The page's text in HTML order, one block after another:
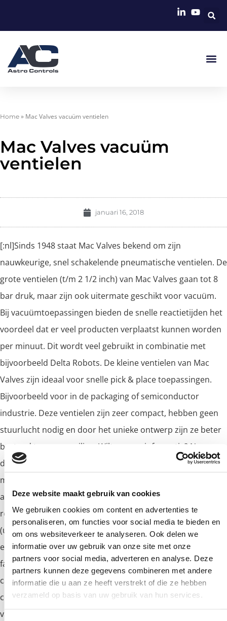
Deze website maakt gebruik van cookies
We gebruiken cookies om content en advertenties te
personaliseren, om functies voor social media te bieden en
om ons websiteverkeer te analyseren. Ook delen we
informatie over uw gebruik van onze site met onze
partners voor social media, adverteren en analyse. Deze
partners kunnen deze gegevens combineren met andere
informatie die u aan ze heeft verstrekt of die ze hebben
verzameld op basis van uw gebruik van hun services.
Home » Mac Valves vacuüm ventielen
Mac Valves vacuüm
ventielen
januari 16, 2018
[:nl]Sinds 1948 staat Mac Valves bekend om zijn
nauwkeurige, snel schakelende pneumatische ventielen. De
grote ventielen (t/m 2 1/2 inch) van Mac Valves gaan tot 8
bar druk, maar zijn ook uitermate geschikt voor vacuüm.
Bij vacuümtoepassingen bieden de snelle reactietijden het
voordeel dat er veel producten verplaatst kunnen worden
per minuut. Dit wordt veel gebruikt in combinatie met
bijvoorbeeld Delta Robots. De kleine ventielen van Mac
Valves zijn ideaal voor snelle pick & place toepassingen.
Bijvoorbeeld voor in de packaging of semiconductor
industrie. Deze ventielen zijn zeer compact, hebben geen
stuurlucht nodig en door het unieke ontwerp zijn ze beter
bestand tegen vervuiling. Wilt u meer informatie? Neem
dancontact
met ons op. We adviseren u graag over de
mogelijkheden.[:en]Since 1948, MAC Valves are known as
accurate, fast switching pneumatic valves with extremely
repeatable response times. Our large valves by Mac Valves’
(up to 2 1/2 inch) go up to 8 bar pressure, but are also
extremely good for vacuum. With vacuum applications the
fast response times offer the advantage that many objects
can be moved per minute. This is often used in
combination with for instance Delta Robots. Our small
valves by Mac Valves’ are ideal for fast pick & place